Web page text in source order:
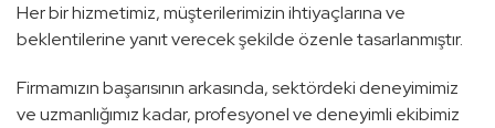
Her bir hizmetimiz, müşterilerimizin ihtiyaçlarına ve
beklentilerine yanıt verecek şekilde özenle tasarlanmıştır.
Firmamızın başarısının arkasında, sektördeki deneyimimiz
ve uzmanlığımız kadar, profesyonel ve deneyimli ekibimiz